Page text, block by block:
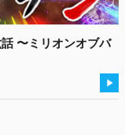
〜ミリオンオブバ